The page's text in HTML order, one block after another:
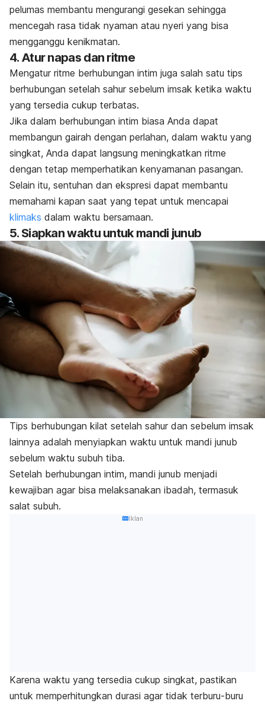
pelumas membantu mengurangi gesekan sehingga
mencegah rasa tidak nyaman atau nyeri yang bisa
mengganggu kenikmatan.
4. Atur napas dan ritme
Mengatur ritme berhubungan intim juga salah satu tips
berhubungan setelah sahur sebelum imsak ketika waktu
yang tersedia cukup terbatas.
Jika dalam berhubungan intim biasa Anda dapat
membangun gairah dengan perlahan, dalam waktu yang
singkat, Anda dapat langsung meningkatkan ritme
dengan tetap memperhatikan kenyamanan pasangan.
Selain itu, sentuhan dan ekspresi dapat membantu
memahami kapan saat yang tepat untuk mencapai
klimaks dalam waktu bersamaan.
5. Siapkan waktu untuk mandi junub
Tips berhubungan kilat setelah sahur dan sebelum imsak
lainnya adalah menyiapkan waktu untuk mandi junub
sebelum waktu subuh tiba.
Setelah berhubungan intim, mandi junub menjadi
kewajiban agar bisa melaksanakan ibadah, termasuk
salat subuh.
Iklan
Karena waktu yang tersedia cukup singkat, pastikan
untuk memperhitungkan durasi agar tidak terburu-buru